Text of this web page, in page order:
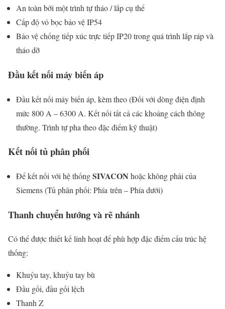
An toàn bởi một trình tự tháo / lắp cụ thể
Cấp độ vỏ bọc bảo vệ IP54
Bảo vệ chống tiếp xúc trực tiếp IP20 trong quá trình lắp ráp và
tháo dỡ
Đầu kết nối máy biến áp
Đầu kết nối máy biến áp, kèm theo (Đối với dòng điện định
mức 800 A – 6300 A. Kết nối tất cả các khoảng cách thông
thường. Trình tự pha theo đặc điểm kỹ thuật)
Kết nối tủ phân phối
Để kết nối với hệ thốngSIVACON hoặc không phải của
Siemens (Tủ phân phối: Phía trên – Phía dưới)
Thanh chuyển hướng và rẽ nhánh
Có thể được thiết kế linh hoạt để phù hợp đặc điểm cấu trúc hệ
thống:
Khuỷu tay, khuỷu tay bù
Đầu gối, đầu gối lệch
Thanh Z